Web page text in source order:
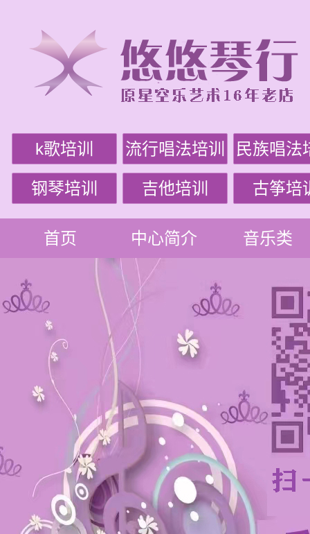
k歌培训 流行唱法培训 民族唱法
钢琴培训 吉他培训 古筝培
首页 中心简介 音乐类